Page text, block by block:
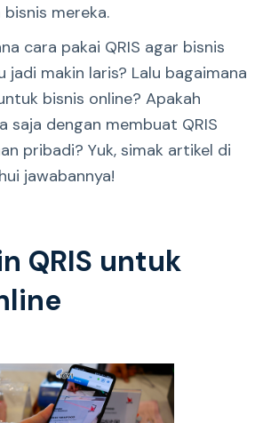
mereka.
cara pakai QRIS agar bisnis
jadi makin laris? Lalu bagaimana
bisnis online? Apakah
saja dengan membuat QRIS
pribadi? Yuk, simak artikel di
jawabannya!
QRIS untuk